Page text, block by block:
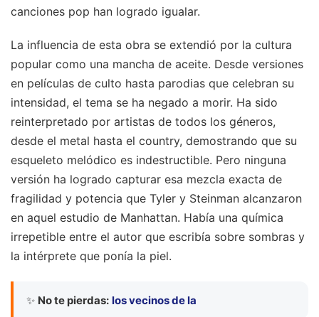
canciones pop han logrado igualar.
La influencia de esta obra se extendió por la cultura
popular como una mancha de aceite. Desde versiones
en películas de culto hasta parodias que celebran su
intensidad, el tema se ha negado a morir. Ha sido
reinterpretado por artistas de todos los géneros,
desde el metal hasta el country, demostrando que su
esqueleto melódico es indestructible. Pero ninguna
versión ha logrado capturar esa mezcla exacta de
fragilidad y potencia que Tyler y Steinman alcanzaron
en aquel estudio de Manhattan. Había una química
irrepetible entre el autor que escribía sobre sombras y
la intérprete que ponía la piel.
✨ No te pierdas: los vecinos de la